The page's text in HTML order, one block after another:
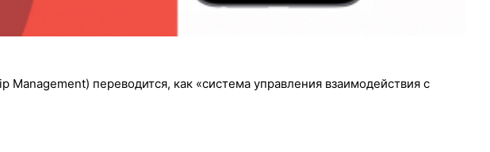
переводится, как «система управления взаимодействия с